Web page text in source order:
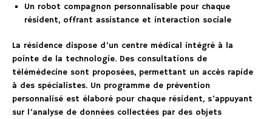
Un robot compagnon personnalisable pour chaque
résident, offrant assistance et interaction sociale
La résidence dispose d’un centre médical intégré à la
pointe de la technologie. Des consultations de
télémédecine sont proposées, permettant un accès rapide
à des spécialistes. Un programme de prévention
personnalisé est élaboré pour chaque résident, s’appuyant
sur l’analyse de données collectées par des objets